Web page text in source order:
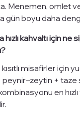
Menemen, omlet
gün boyu daha
hızlı kahvaltı için
kısıtlı misafirler için
peynir–zeytin + taze
en